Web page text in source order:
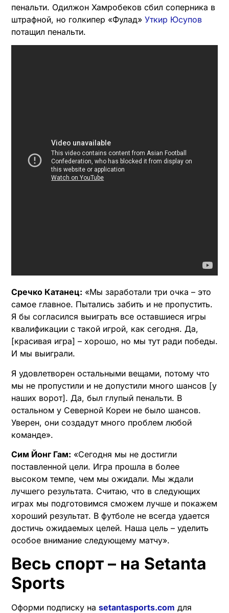
пенальти. Одилжон Хамробеков сбил соперника в
штрафной, но голкипер «Фулад» Уткир Юсупов
потащил пенальти.
Сречко Катанец: «Мы заработали три очка – это
самое главное. Пытались забить и не пропустить.
Я бы согласился выиграть все оставшиеся игры
квалификации с такой игрой, как сегодня. Да,
[красивая игра] – хорошо, но мы тут ради победы.
И мы выиграли.
Я удовлетворен остальными вещами, потому что
мы не пропустили и не допустили много шансов [у
наших ворот]. Да, был глупый пенальти. В
остальном у Северной Кореи не было шансов.
Уверен, они создадут много проблем любой
команде».
Сим Йонг Гам: «Сегодня мы не достигли
поставленной цели. Игра прошла в более
высоком темпе, чем мы ожидали. Мы ждали
лучшего результата. Считаю, что в следующих
играх мы подготовимся сможем лучше и покажем
хороший результат. В футболе не всегда удается
достичь ожидаемых целей. Наша цель – уделить
особое внимание следующему матчу».
Весь спорт – на Setanta
Sports
Оформи подписку на setantasports.com для